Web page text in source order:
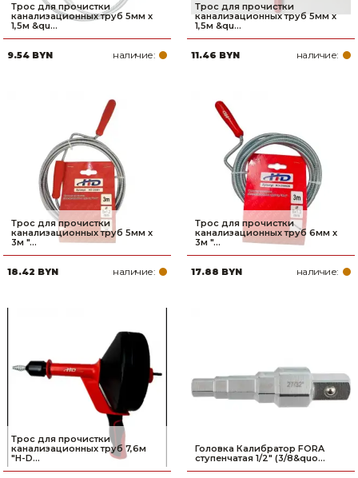
Трос для прочистки
канализационных труб 5мм х
1,5м &qu...
9.54 BYN наличие:
Трос для прочистки
канализационных труб 5мм х
1,5м &qu...
11.46 BYN наличие:
Трос для прочистки
канализационных труб 5мм х
3м "...
18.42 BYN наличие:
Трос для прочистки
канализационных труб 6мм х
3м "...
17.88 BYN наличие:
Трос для прочистки
канализационных труб 7,6м
"H-D...
Головка Калибратор FORA
ступенчатая 1/2" (3/8&quo...